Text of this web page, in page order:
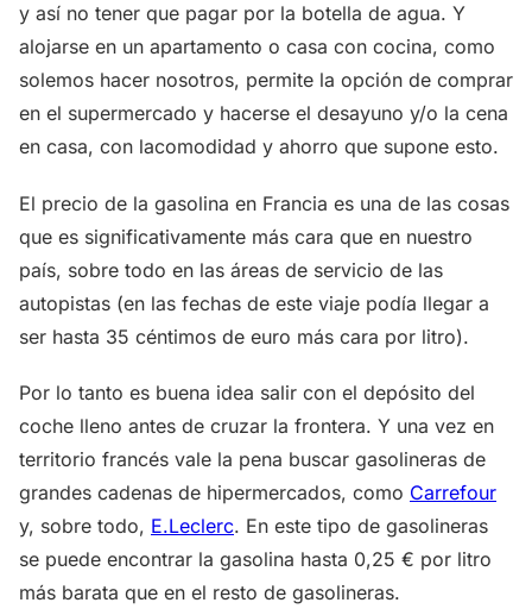
y así no tener que pagar por la botella de agua. Y
alojarse en un apartamento o casa con cocina, como
solemos hacer nosotros, permite la opción de comprar
en el supermercado y hacerse el desayuno y/o la cena
en casa, con lacomodidad y ahorro que supone esto.
El precio de la gasolina en Francia es una de las cosas
que es significativamente más cara que en nuestro
país, sobre todo en las áreas de servicio de las
autopistas (en las fechas de este viaje podía llegar a
ser hasta 35 céntimos de euro más cara por litro).
Por lo tanto es buena idea salir con el depósito del
coche lleno antes de cruzar la frontera. Y una vez en
territorio francés vale la pena buscar gasolineras de
grandes cadenas de hipermercados, como Carrefour
y, sobre todo, E.Leclerc. En este tipo de gasolineras
se puede encontrar la gasolina hasta 0,25 € por litro
más barata que en el resto de gasolineras.